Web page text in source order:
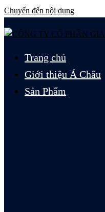
Chuyển đến nội dung
Trang chủ
Giới thiệu Á Châu
Sản Phẩm